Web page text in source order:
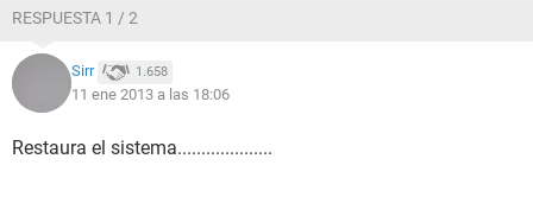
RESPUESTA 1 / 2
Sirr 1.658
11 ene 2013 a las 18:06
Restaura el sistema....................